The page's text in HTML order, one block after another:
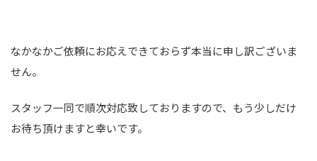
なかなかご依頼にお応えできておらず本当に申し訳ございま
せん。
スタッフ一同で順次対応致しておりますので、もう少しだけ
お待ち頂けますと幸いです。